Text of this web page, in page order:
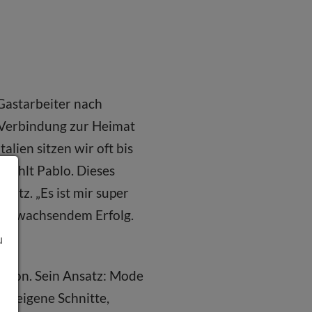
nach
zur Heimat
sitzen wir oft bis
Pablo. Dieses
„Es ist mir super
wachsendem Erfolg.
Sein Ansatz: Mode
eigene Schnitte,